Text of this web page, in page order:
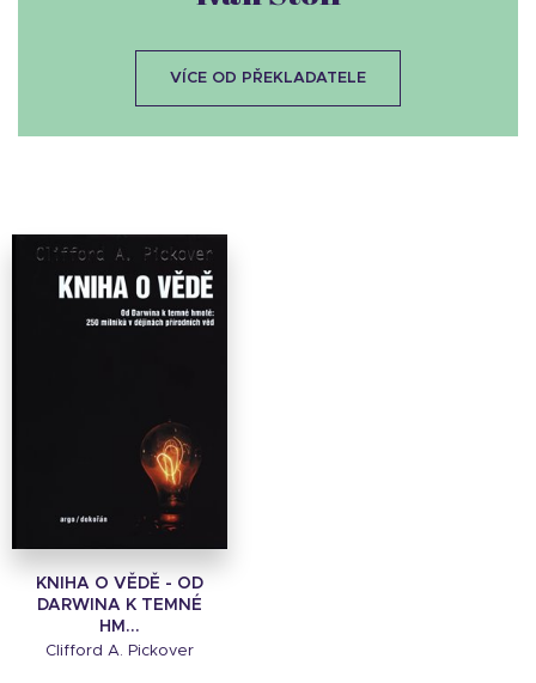
KNIHA O VĚDĚ - OD
DARWINA K TEMNÉ
HM...
Clifford A. Pickover
VÍCE OD PŘEKLADATELE